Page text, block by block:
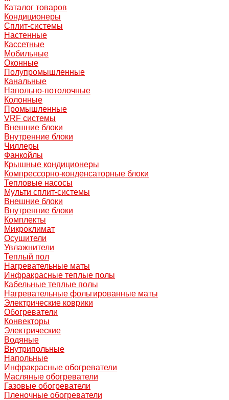
Каталог товаров
Кондиционеры
Сплит-системы
Настенные
Кассетные
Мобильные
Оконные
Полупромышленные
Канальные
Напольно-потолочные
Колонные
Промышленные
VRF системы
Внешние блоки
Внутренние блоки
Чиллеры
Фанкойлы
Крышные кондиционеры
Компрессорно-конденсаторные блоки
Тепловые насосы
Мульти сплит-системы
Внешние блоки
Внутренние блоки
Комплекты
Микроклимат
Осушители
Увлажнители
Теплый пол
Нагревательные маты
Инфракрасные теплые полы
Кабельные теплые полы
Нагревательные фольгированные маты
Электрические коврики
Обогреватели
Конвекторы
Электрические
Водяные
Внутрипольные
Напольные
Инфракрасные обогреватели
Масляные обогреватели
Газовые обогреватели
Пленочные обогреватели